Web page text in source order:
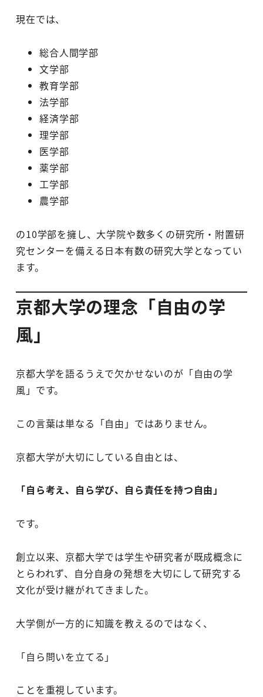
現在では、
総合人間学部
文学部
教育学部
法学部
経済学部
理学部
医学部
薬学部
工学部
農学部
の10学部を擁し、大学院や数多くの研究所・附置研
究センターを備える日本有数の研究大学となってい
ます。
京都大学の理念「自由の学
風」
京都大学を語るうえで欠かせないのが「自由の学
風」です。
この言葉は単なる「自由」ではありません。
京都大学が大切にしている自由とは、
「自ら考え、自ら学び、自ら責任を持つ自由」
です。
創立以来、京都大学では学生や研究者が既成概念に
とらわれず、自分自身の発想を大切にして研究する
文化が受け継がれてきました。
大学側が一方的に知識を教えるのではなく、
「自ら問いを立てる」
ことを重視しています。